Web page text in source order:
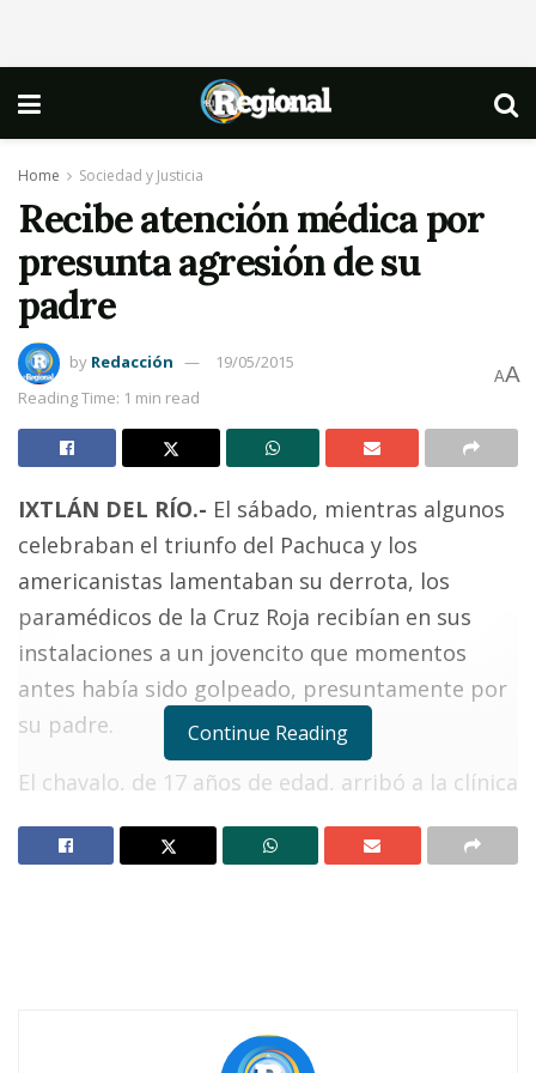
Home Sociedad y Justicia
Recibe atención médica por
presunta agresión de su
padre
by Redacción
19/05/2015
Reading Time: 1 min read
AA
IXTLÁN DEL RÍO.- El sábado, mientras algunos
celebraban el triunfo del Pachuca y los
americanistas lamentaban su derrota, los
paramédicos de la Cruz Roja recibían en sus
instalaciones a un jovencito que momentos
antes había sido golpeado, presuntamente por
su padre.
El chavalo, de 17 años de edad, arribó a la clínica
un taxi quejándose lastimosamente para luego
Continue Reading